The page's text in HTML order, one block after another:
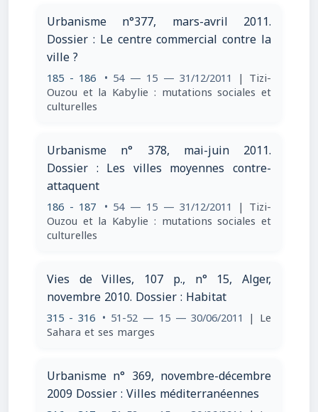
Urbanisme n°377, mars-avril 2011.
Dossier : Le centre commercial contre la
ville ?
185 - 186 • 54 — 15 — 31/12/2011 | Tizi-
Ouzou et la Kabylie : mutations sociales et
culturelles
Urbanisme n° 378, mai-juin 2011.
Dossier : Les villes moyennes contre-
attaquent
186 - 187 • 54 — 15 — 31/12/2011 | Tizi-
Ouzou et la Kabylie : mutations sociales et
culturelles
Vies de Villes, 107 p., n° 15, Alger,
novembre 2010. Dossier : Habitat
315 - 316 • 51-52 — 15 — 30/06/2011 | Le
Sahara et ses marges
Urbanisme n° 369, novembre-décembre
2009 Dossier : Villes méditerranéennes